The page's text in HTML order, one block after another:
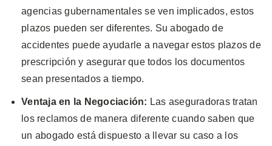
agencias gubernamentales se ven implicados, estos
plazos pueden ser diferentes. Su abogado de
accidentes puede ayudarle a navegar estos plazos de
prescripción y asegurar que todos los documentos
sean presentados a tiempo.
Ventaja en la Negociación: Las aseguradoras tratan
los reclamos de manera diferente cuando saben que
un abogado está dispuesto a llevar su caso a los